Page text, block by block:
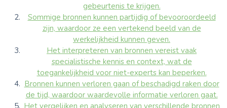
gebeurtenis te krijgen.
Sommige bronnen kunnen partijdig of bevooroordeeld
zijn, waardoor ze een vertekend beeld van de
werkelijkheid kunnen geven.
Het interpreteren van bronnen vereist vaak
specialistische kennis en context, wat de
toegankelijkheid voor niet-experts kan beperken.
Bronnen kunnen verloren gaan of beschadigd raken door
de tijd, waardoor waardevolle informatie verloren gaat.
Het vergelijken en analyseren van verschillende bronnen